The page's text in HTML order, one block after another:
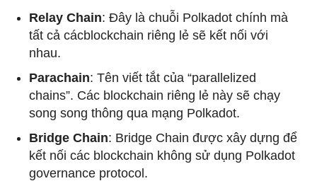
Relay Chain: Đây là chuỗi Polkadot chính mà
tất cả cácblockchain riêng lẻ sẽ kết nối với
nhau.
Parachain: Tên viết tắt của “parallelized
chains”. Các blockchain riêng lẻ này sẽ chạy
song song thông qua mạng Polkadot.
Bridge Chain: Bridge Chain được xây dựng để
kết nối các blockchain không sử dụng Polkadot
governance protocol.